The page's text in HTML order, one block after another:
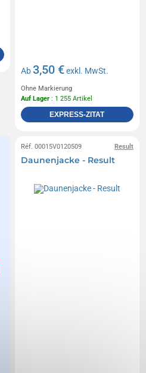
Ab3,50 €exkl. MwSt.
Ohne Markierung
Auf Lager : 1 255 Artikel
EXPRESS-ZITAT
Result
Réf. 00015V0120509
Daunenjacke - Result